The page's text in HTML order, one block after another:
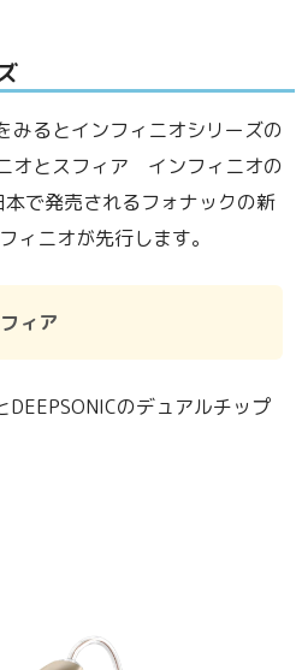
みるとインフィニオシリーズの
オとスフィア インフィニオの
で発売されるフォナックの新
ィニオが先行します。
ィア
DEEPSONICのデュアルチップ